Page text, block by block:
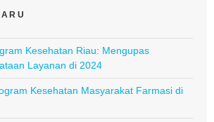
Kesehatan Riau: Mengupas
Layanan di 2024
Kesehatan Masyarakat Farmasi di